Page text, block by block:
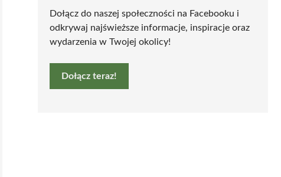
Dołącz do naszej społeczności na Facebooku i
odkrywaj najświeższe informacje, inspiracje oraz
wydarzenia w Twojej okolicy!
Dołącz teraz!